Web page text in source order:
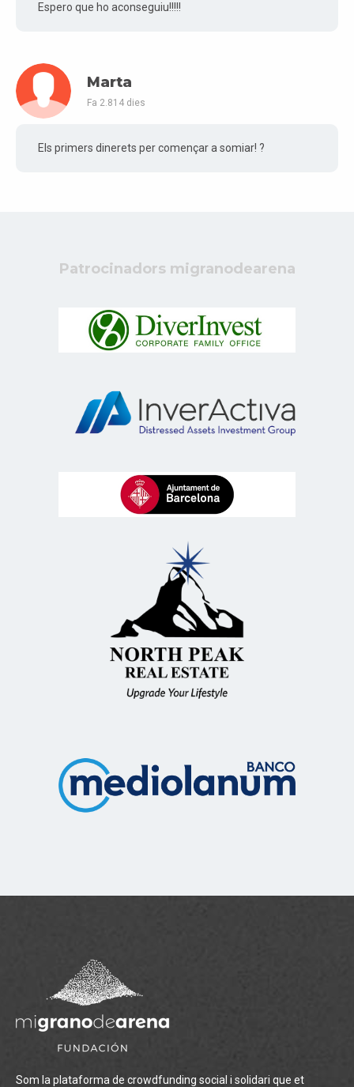
Espero que ho aconseguiu!!!!!
Marta
Fa 2.814 dies
Els primers dinerets per començar a somiar! ?
Patrocinadors migranodearena
Som la plataforma de crowdfunding social i solidari que et